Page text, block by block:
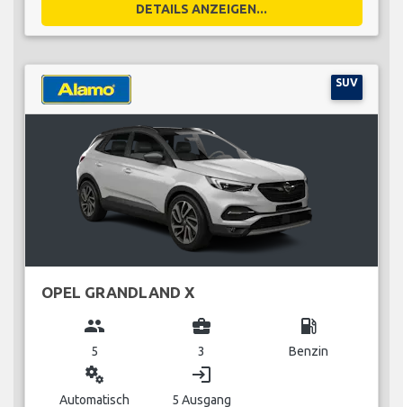
DETAILS ANZEIGEN...
SUV
OPEL GRANDLAND X
group
5
business_center
3
local_gas_station
Benzin
miscellaneous_services
Automatisch
login
5 Ausgang